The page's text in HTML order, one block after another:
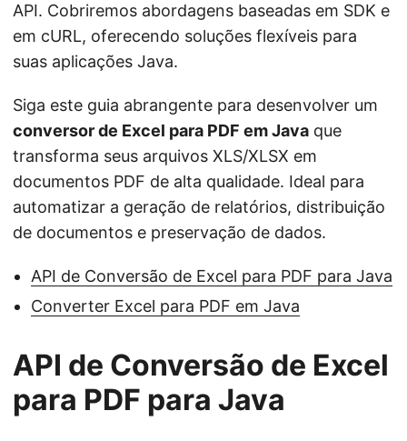
API. Cobriremos abordagens baseadas em SDK e
em cURL, oferecendo soluções flexíveis para
suas aplicações Java.
Siga este guia abrangente para desenvolver um
conversor de Excel para PDF em Java que
transforma seus arquivos XLS/XLSX em
documentos PDF de alta qualidade. Ideal para
automatizar a geração de relatórios, distribuição
de documentos e preservação de dados.
API de Conversão de Excel para PDF para Java
Converter Excel para PDF em Java
API de Conversão de Excel
para PDF para Java